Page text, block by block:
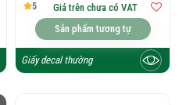
5
Giá trên chưa có VAT
Sản phẩm tương tự
Giấy decal thường